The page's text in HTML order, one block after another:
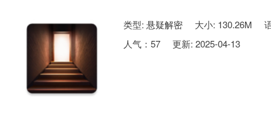
类型: 悬疑解密 大小: 130.26M
人气： 57 更新: 2025-04-13